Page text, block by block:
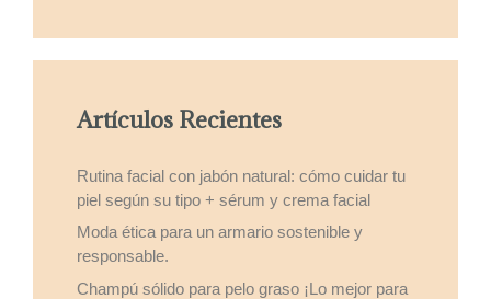
Artículos Recientes
Rutina facial con jabón natural: cómo cuidar tu
piel según su tipo + sérum y crema facial
Moda ética para un armario sostenible y
responsable.
Champú sólido para pelo graso ¡Lo mejor para